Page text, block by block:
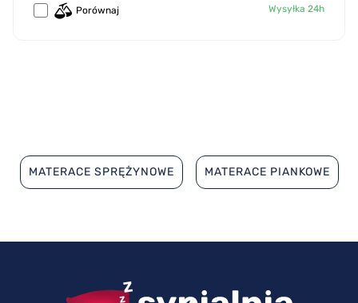
Porównaj Wysyłka 24h
MATERACE SPRĘŻYNOWE MATERACE PIANKOWE